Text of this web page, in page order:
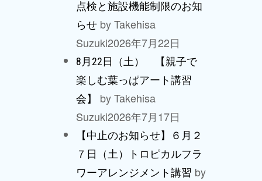
点検と施設機能制限のお知
らせ by Takehisa
Suzuki2026年7月22日
8月22日（土） 【親子で
楽しむ葉っぱアート講習
会】
by Takehisa
Suzuki2026年7月17日
【中止のお知らせ】６月２
７日（土）トロピカルフラ
ワーアレンジメント講習 by